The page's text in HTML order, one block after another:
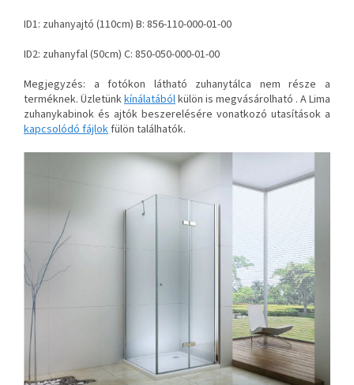
ID1: zuhanyajtó (110cm) B: 856-110-000-01-00
ID2: zuhanyfal (50cm) C: 850-050-000-01-00
Megjegyzés: a fotókon látható zuhanytálca nem része a
terméknek. Üzletünkkínálatábólkülön is megvásárolható . A Lima
zuhanykabinok és ajtók beszerelésére vonatkozó utasítások a
kapcsolódó fájlokfülön találhatók.